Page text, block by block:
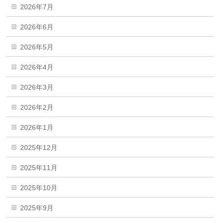
2026年7月
2026年6月
2026年5月
2026年4月
2026年3月
2026年2月
2026年1月
2025年12月
2025年11月
2025年10月
2025年9月